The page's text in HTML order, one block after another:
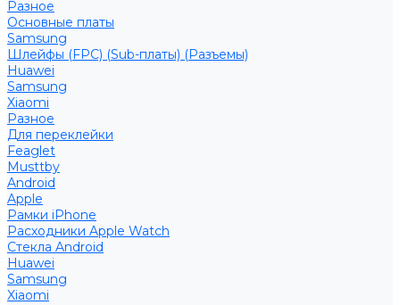
Разное
Основные платы
Samsung
Шлейфы (FPC) (Sub-платы) (Разъемы)
Huawei
Samsung
Xiaomi
Разное
Для переклейки
Feaglet
Musttby
Android
Apple
Рамки iPhone
Расходники Apple Watch
Стекла Android
Huawei
Samsung
Xiaomi